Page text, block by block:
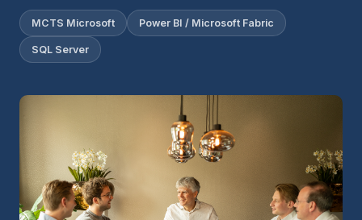
MCTS Microsoft Power BI / Microsoft Fabric
SQL Server